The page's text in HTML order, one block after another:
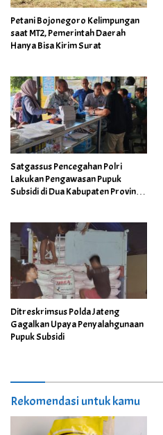
Petani Bojonegoro Kelimpungan
saat MT2, Pemerintah Daerah
Hanya Bisa Kirim Surat
Satgassus Pencegahan Polri
Lakukan Pengawasan Pupuk
Subsidi di Dua Kabupaten Provinsi
Ditreskrimsus Polda Jateng
Gagalkan Upaya Penyalahgunaan
Pupuk Subsidi
Rekomendasi untuk kamu